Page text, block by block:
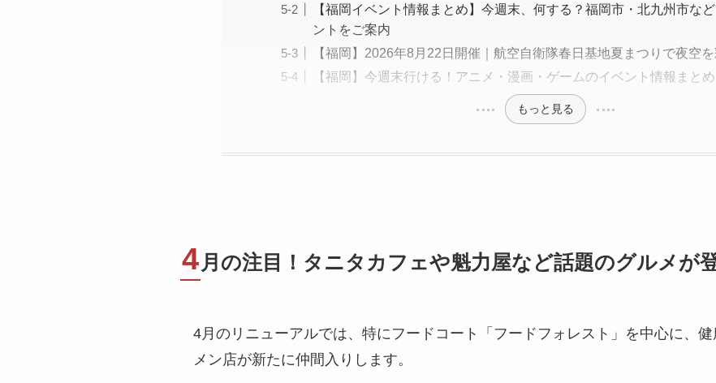
【福岡イベント情報まとめ】今週末、何する？福岡市・北九州市な
ントをご案内
【福岡】2026年8月22日開催｜航空自衛隊春日基地夏まつりで夜空
【福岡】今週末行ける！アニメ・漫画・ゲームのイベント情報まとめ
もっと見る
4 月の注目！タニタカフェや魁力屋など話題のグルメが
4月のリニューアルでは、特にフードコート「フードフォレスト」を中心に、
メン店が新たに仲間入りします。